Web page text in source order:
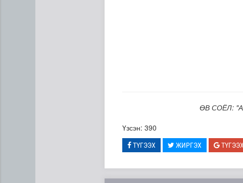
ӨВ СОЁЛ:
Үзсэн: 390
ТҮГЭЭХ ЖИРГЭХ ТҮГЭЭХ